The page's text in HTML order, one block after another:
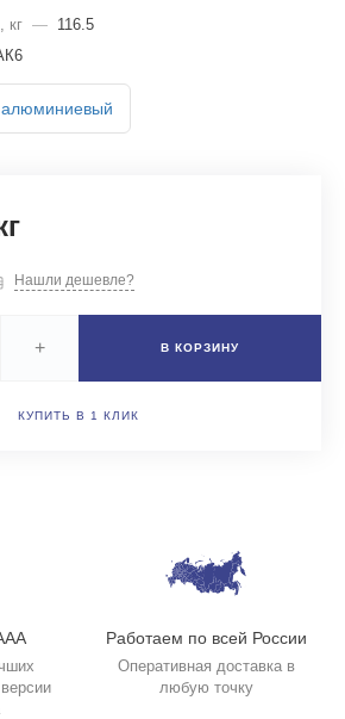
кг — 116.5
алюминиевый
Нашли дешевле?
+ В КОРЗИНУ
КУПИТЬ В 1 КЛИК
Работаем по всей России
Оперативная доставка в
любую точку